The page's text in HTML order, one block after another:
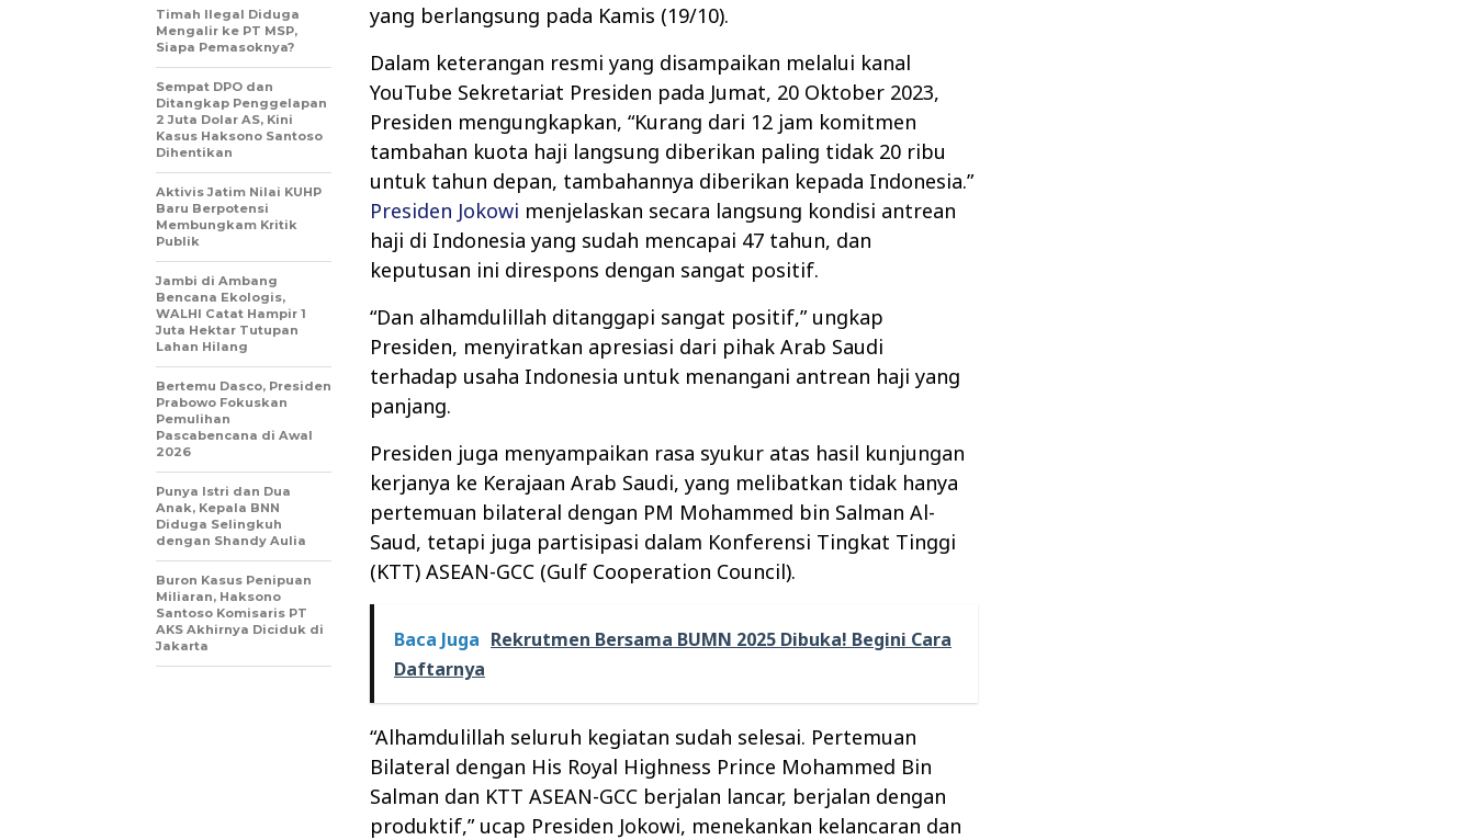
yang berlangsung pada Kamis (19/10).
Dalam keterangan resmi yang disampaikan melalui kanal
YouTube Sekretariat Presiden pada Jumat, 20 Oktober 2023,
Presiden mengungkapkan, “Kurang dari 12 jam komitmen
tambahan kuota haji langsung diberikan paling tidak 20 ribu
untuk tahun depan, tambahannya diberikan kepada Indonesia.”
Presiden Jokowi menjelaskan secara langsung kondisi antrean
haji di Indonesia yang sudah mencapai 47 tahun, dan
keputusan ini direspons dengan sangat positif.
“Dan alhamdulillah ditanggapi sangat positif,” ungkap
Presiden, menyiratkan apresiasi dari pihak Arab Saudi
terhadap usaha Indonesia untuk menangani antrean haji yang
panjang.
Presiden juga menyampaikan rasa syukur atas hasil kunjungan
kerjanya ke Kerajaan Arab Saudi, yang melibatkan tidak hanya
pertemuan bilateral dengan PM Mohammed bin Salman Al-
Saud, tetapi juga partisipasi dalam Konferensi Tingkat Tinggi
(KTT) ASEAN-GCC (Gulf Cooperation Council).
Baca Juga Rekrutmen Bersama BUMN 2025 Dibuka! Begini Cara
Daftarnya
“Alhamdulillah seluruh kegiatan sudah selesai. Pertemuan
Bilateral dengan His Royal Highness Prince Mohammed Bin
Salman dan KTT ASEAN-GCC berjalan lancar, berjalan dengan
produktif,” ucap Presiden Jokowi, menekankan kelancaran dan
Timah Ilegal Diduga
Mengalir ke PT MSP,
Siapa Pemasoknya?
Sempat DPO dan
Ditangkap Penggelapan
2 Juta Dolar AS, Kini
Kasus Haksono Santoso
Dihentikan
Aktivis Jatim Nilai KUHP
Baru Berpotensi
Membungkam Kritik
Publik
Jambi di Ambang
Bencana Ekologis,
WALHI Catat Hampir 1
Juta Hektar Tutupan
Lahan Hilang
Bertemu Dasco, Presiden
Prabowo Fokuskan
Pemulihan
Pascabencana di Awal
2026
Punya Istri dan Dua
Anak, Kepala BNN
Diduga Selingkuh
dengan Shandy Aulia
Buron Kasus Penipuan
Miliaran, Haksono
Santoso Komisaris PT
AKS Akhirnya Diciduk di
Jakarta